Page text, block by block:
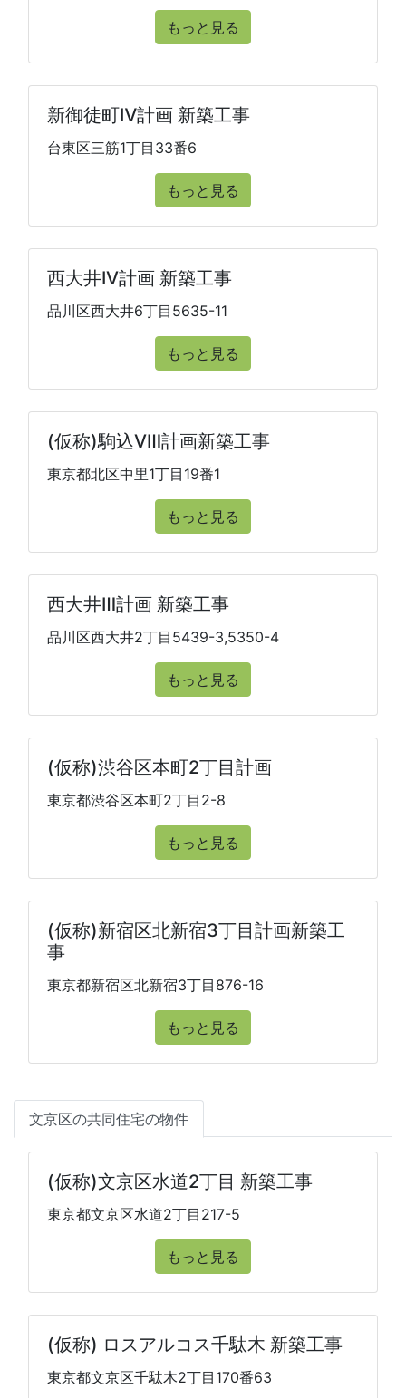
もっと見る
新御徒町Ⅳ計画 新築工事
台東区三筋1丁目33番6
もっと見る
西大井IV計画 新築工事
品川区西大井6丁目5635-11
もっと見る
(仮称)駒込Ⅷ計画新築工事
東京都北区中里1丁目19番1
もっと見る
西大井Ⅲ計画 新築工事
品川区西大井2丁目5439-3,5350-4
もっと見る
(仮称)渋谷区本町2丁目計画
東京都渋谷区本町2丁目2-8
もっと見る
(仮称)新宿区北新宿3丁目計画新築工
事
東京都新宿区北新宿3丁目876-16
もっと見る
文京区の共同住宅の物件
(仮称)文京区水道2丁目 新築工事
東京都文京区水道2丁目217-5
もっと見る
(仮称) ロスアルコス千駄木 新築工事
東京都文京区千駄木2丁目170番63